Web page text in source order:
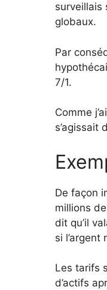
surveillais
globaux.
Par
7/1.
Comme
s’agissait
De façon
millions
dit qu’il
si l’argent
Les tarifs
d’actifs